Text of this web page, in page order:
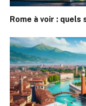
Rome à voir :